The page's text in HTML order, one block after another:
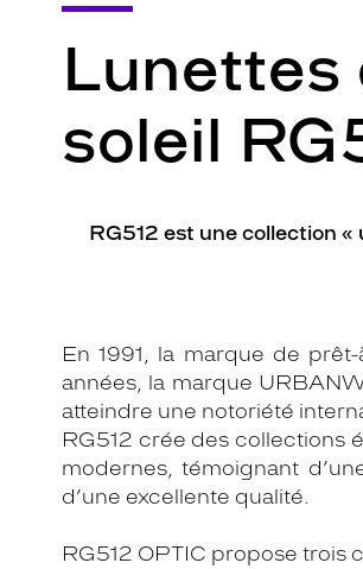
Lunettes
soleil
RG512 est une collection
En 1991, la marque de
années, la marque
atteindre une notoriété
RG512 crée des collections
modernes, témoignant
d’une excellente qualité.
RG512 OPTIC propose trois